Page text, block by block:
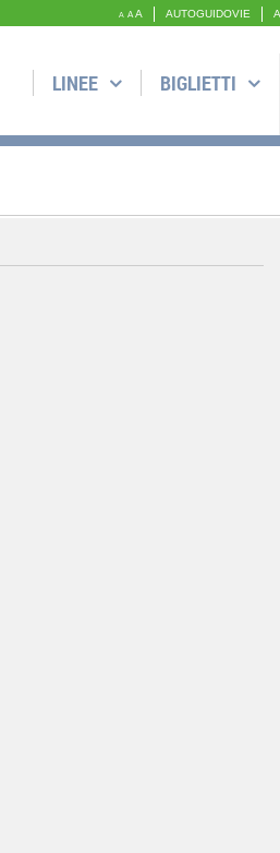
A A A AUTOGUIDOVIE
LINEE BIGLIETTI